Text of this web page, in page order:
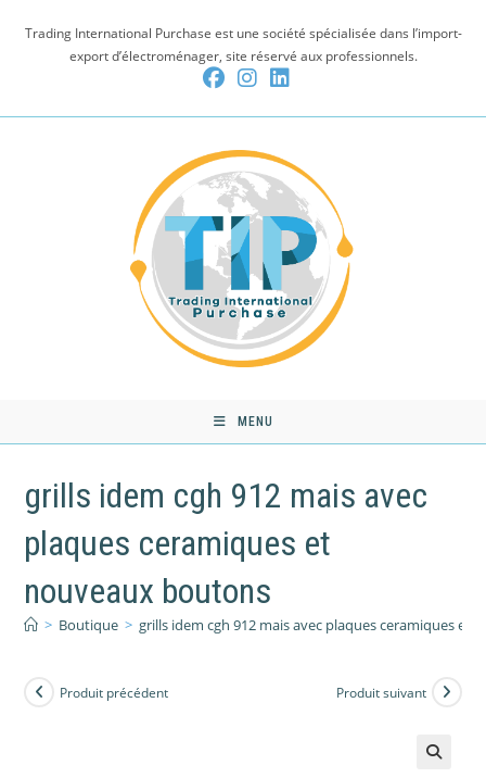
Trading International Purchase est une société spécialisée dans l’import-
export d’électroménager, site réservé aux professionnels.
MENU
grills idem cgh 912 mais avec
plaques ceramiques et
nouveaux boutons
> Boutique > grills idem cgh 912 mais avec plaques ceramiques et
Produit précédent Produit suivant